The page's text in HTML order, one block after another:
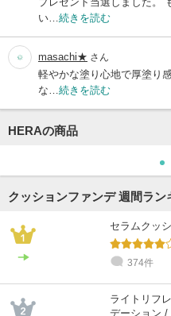
い…続きを読む
masachi★ さん
軽やかな塗り心地で厚塗り
な…続きを読む
HERAの商品
クッションファンデ 週間ラン
セラムクッ
374件
ライトリフ
デーション /